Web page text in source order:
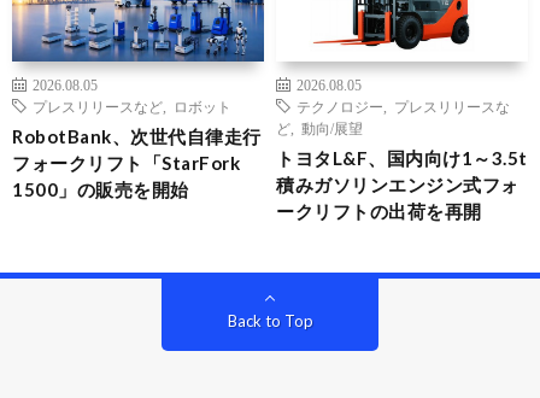
2026.08.05
プレスリリースなど
ロボット
RobotBank、次世代自律走行
フォークリフト「StarFork
1500」の販売を開始
2026.08.05
テクノロジー
プレスリリースな
ど
動向/展望
トヨタL&F、国内向け1～3.5t
積みガソリンエンジン式フォ
ークリフトの出荷を再開
Back to Top